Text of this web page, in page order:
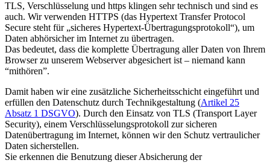
TLS, Verschlüsselung und https klingen sehr technisch und sind es
auch. Wir verwenden HTTPS (das Hypertext Transfer Protocol
Secure steht für „sicheres Hypertext-Übertragungsprotokoll“), um
Daten abhörsicher im Internet zu übertragen.
Das bedeutet, dass die komplette Übertragung aller Daten von Ihrem
Browser zu unserem Webserver abgesichert ist – niemand kann
“mithören”.
Damit haben wir eine zusätzliche Sicherheitsschicht eingeführt und
erfüllen den Datenschutz durch Technikgestaltung (Artikel 25
Absatz 1 DSGVO). Durch den Einsatz von TLS (Transport Layer
Security), einem Verschlüsselungsprotokoll zur sicheren
Datenübertragung im Internet, können wir den Schutz vertraulicher
Daten sicherstellen.
Sie erkennen die Benutzung dieser Absicherung der